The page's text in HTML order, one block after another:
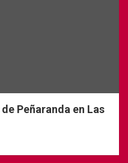
Peñaranda en Las